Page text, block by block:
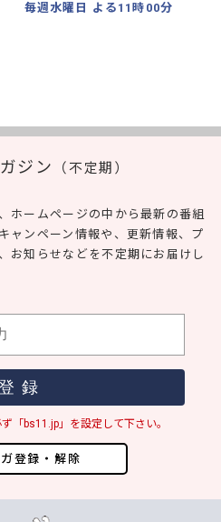
毎週水曜日 よる11時00分
ジン （不定期）
登録・解除
ホームページの中から最新の番組
ャンペーン情報や、更新情報、プ
お知らせなどを不定期にお届けし
「bs11.jp」を設定して下さい。